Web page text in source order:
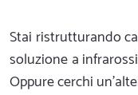
Stai ristrutturando
soluzione a
Oppure cerchi